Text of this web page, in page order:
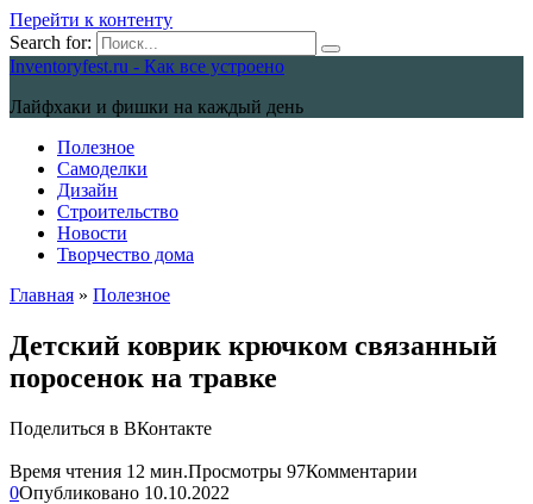
Перейти к контенту
Search for:
Inventoryfest.ru - Как все устроено
Лайфхаки и фишки на каждый день
Полезное
Самоделки
Дизайн
Строительство
Новости
Творчество дома
Главная » Полезное
Детский коврик крючком связанный
поросенок на травке
Поделиться в ВКонтакте
Время чтения 12 мин.Просмотры 97Комментарии
0Опубликовано 10.10.2022